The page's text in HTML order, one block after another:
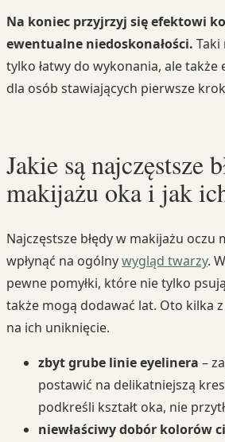
Na koniec przyjrzyj się efektowi
ewentualne niedoskonałości. Taki
tylko łatwy do wykonania, ale
dla osób stawiających pierwsze
Jakie są najczęstsze
makijażu oka i jak
Najczęstsze błędy w makijażu oczu
wpłynąć na ogólnywygląd twarzy.
pewne pomyłki, które nie tylko
także mogą dodawać lat. Oto kilka
na ich uniknięcie.
zbyt grube linie eyelinera –
postawić na delikatniejszą
podkreśli kształt oka, nie
niewłaściwy dobór kolorów